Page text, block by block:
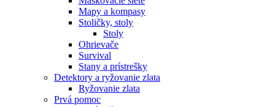
Mapy a kompasy
Stoličky, stoly
Stoly
Ohrievače
Survival
Stany a prístrešky
Detektory a ryžovanie zlata
Ryžovanie zlata
Prvá pomoc